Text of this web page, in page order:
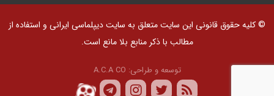
© کلیه حقوق قانونی این سایت متعلق به سایت دیپلماسی ایرانی و استفاده از
مطالب با ذکر منابع بلا مانع است.
توسعه و طراحی: A.C.A CO